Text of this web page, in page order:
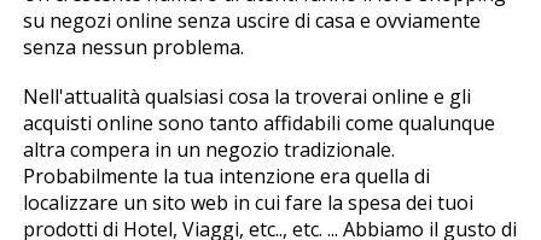
su negozi online senza uscire di casa e ovviamente
senza nessun problema.
Nell'attualità qualsiasi cosa la troverai online e gli
acquisti online sono tanto affidabili come qualunque
altra compera in un negozio tradizionale.
Probabilmente la tua intenzione era quella di
localizzare un sito web in cui fare la spesa dei tuoi
prodotti di Hotel, Viaggi, etc.., etc. ... Abbiamo il gusto di